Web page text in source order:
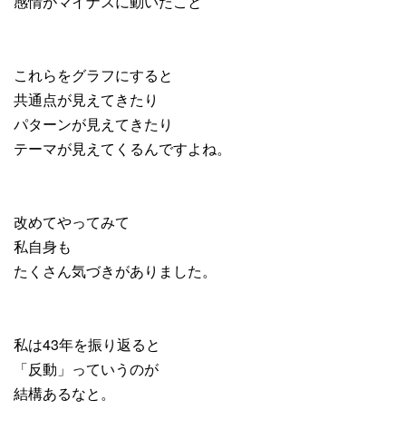
これらをグラフにすると
共通点が見えてきたり
パターンが見えてきたり
テーマが見えてくるんですよね。
改めてやってみて
私自身も
たくさん気づきがありました。
私は43年を振り返ると
「反動」っていうのが
結構あるなと。